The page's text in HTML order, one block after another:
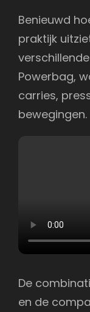
Benieuwd
praktijk
Powerbag,
carries,
bewegingen.
De
en de